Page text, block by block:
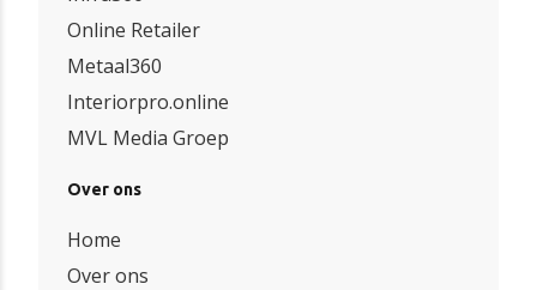
Online Retailer
Metaal360
Interiorpro.online
MVL Media Groep
Over ons
Home
Over ons